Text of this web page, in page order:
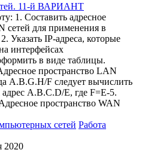
11-й ВАРИАНТ
1. Составить адресное
сетей для применения в
Указать IP-адреса, которые
интерфейсах
в виде таблицы.
пространство LAN
A.B.G.H/F следует вычислить
адрес A.B.C.D/E, где F=Е-5.
пространство WAN
сетей Работа
2020